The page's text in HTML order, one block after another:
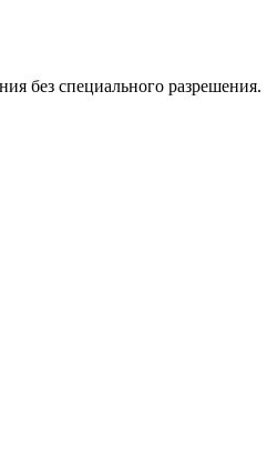
без специального разрешения.